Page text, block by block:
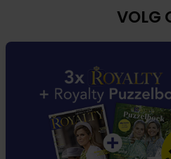
VOLG
Royalty participeert in diverse affiliate
dat Royalty commissies ontvangt voor
Deze website wordt niet gesponsord